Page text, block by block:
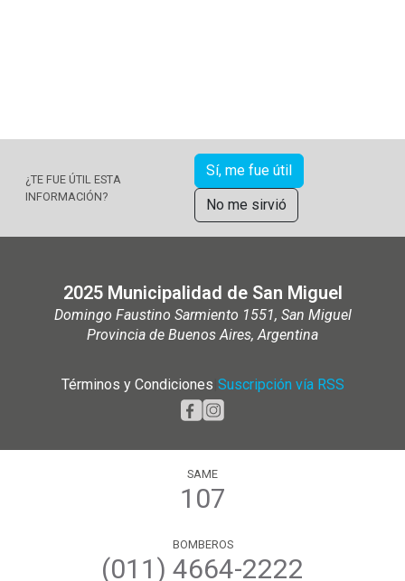
¿TE FUE ÚTIL ESTA
INFORMACIÓN?
Sí, me fue útil
No me sirvió
2025 Municipalidad de San Miguel
Domingo Faustino Sarmiento 1551, San Miguel
Provincia de Buenos Aires, Argentina
Términos y Condiciones Suscripción vía RSS
SAME
107
BOMBEROS
(011) 4664-2222